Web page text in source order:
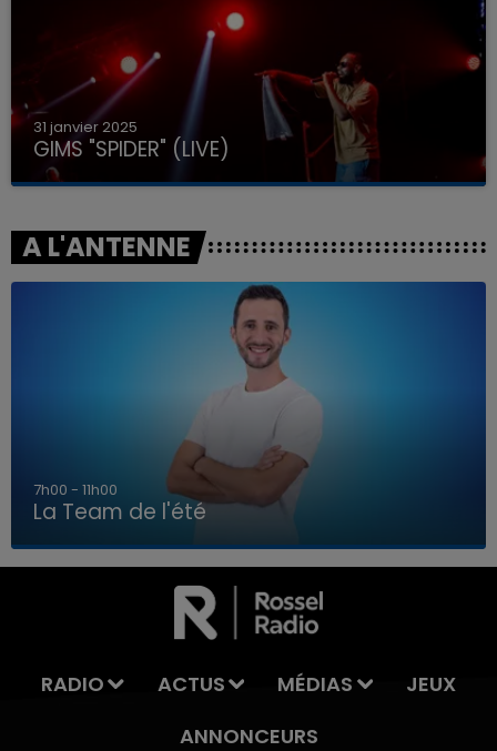
LA TEAM DE L'ÉTÉ
31 janvier 2025
GIMS "SPIDER" (LIVE)
A L'ANTENNE
7h00 - 11h00
La Team de l'été
RADIO ACTUS MÉDIAS
JEUX
ANNONCEURS